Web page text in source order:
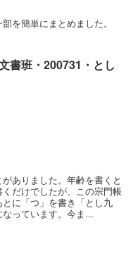
を簡単にまとめました。
書班・200731・とし
ありました。年齢を書くと
だけでしたが、この宗門帳
に「つ」を書き「とし九
っています。今ま...